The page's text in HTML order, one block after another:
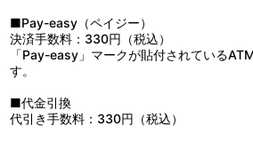
■Pay-easy（ペイジー）
決済手数料：330円（税込）
「Pay-easy」マークが貼付されている
す。
■代金引換
代引き手数料：330円（税込）